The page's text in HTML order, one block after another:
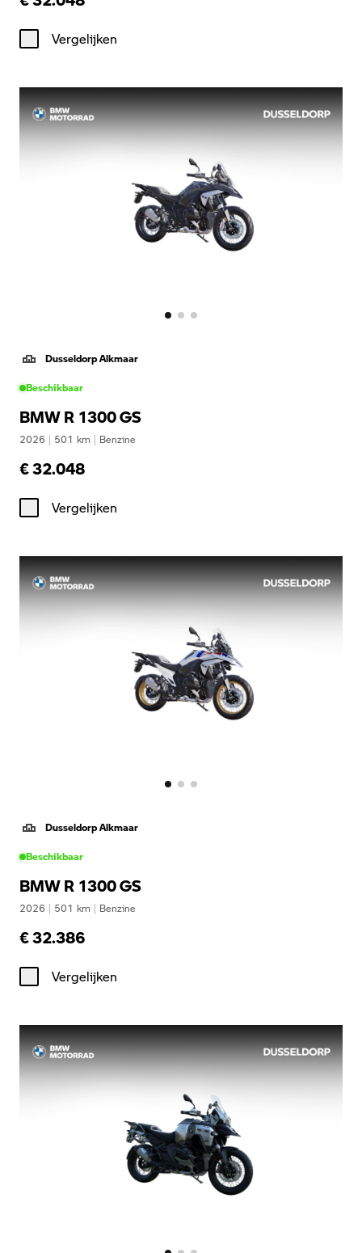
Vergelijken
Dusseldorp Alkmaar
Beschikbaar
BMW R 1300 GS
2026 | 501 km | Benzine
€ 32.048
Vergelijken
Dusseldorp Alkmaar
Beschikbaar
BMW R 1300 GS
2026 | 501 km | Benzine
€ 32.386
Vergelijken